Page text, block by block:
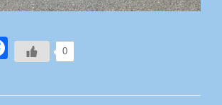
0
Facebook